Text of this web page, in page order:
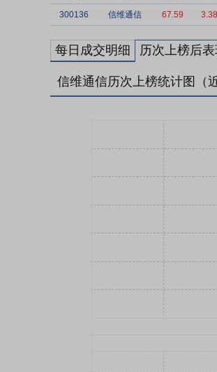
300136 信维通信 67.59
每日成交明细 历次上榜后
信维通信历次上榜统计图（